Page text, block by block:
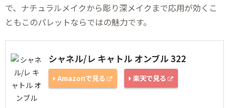
で、ナチュラルメイクから彫り深メイクまで応用が効くこ
ともこのパレットならではの魅力です。
シャネル/レ キャトル オンブル 322
Amazonで見る 楽天で見る